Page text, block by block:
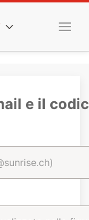
e il